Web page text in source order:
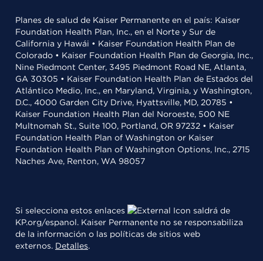
Planes de salud de Kaiser Permanente en el país: Kaiser
Foundation Health Plan, Inc., en el Norte y Sur de
California y Hawái • Kaiser Foundation Health Plan de
Colorado • Kaiser Foundation Health Plan de Georgia, Inc.,
Nine Piedmont Center, 3495 Piedmont Road NE, Atlanta,
GA 30305 • Kaiser Foundation Health Plan de Estados del
Atlántico Medio, Inc., en Maryland, Virginia, y Washington,
D.C., 4000 Garden City Drive, Hyattsville, MD, 20785 •
Kaiser Foundation Health Plan del Noroeste, 500 NE
Multnomah St., Suite 100, Portland, OR 97232 • Kaiser
Foundation Health Plan of Washington or Kaiser
Foundation Health Plan of Washington Options, Inc., 2715
Naches Ave, Renton, WA 98057
Si selecciona estos enlaces
saldrá de
KP.org/espanol. Kaiser Permanente no se responsabiliza
de la información o las políticas de sitios web
externos. Detalles.